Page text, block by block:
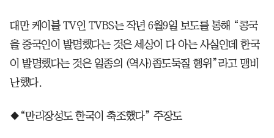
대만 케이블 TV인 TVBS는 작년 6월9일 보도를 통해 “콩국
을 중국인이 발명했다는 것은 세상이 다 아는 사실인데 한국
이 발명했다는 것은 일종의 (역사)좀도둑질 행위”라고 맹비
난했다.
◆“만리장성도 한국이 축조했다” 주장도